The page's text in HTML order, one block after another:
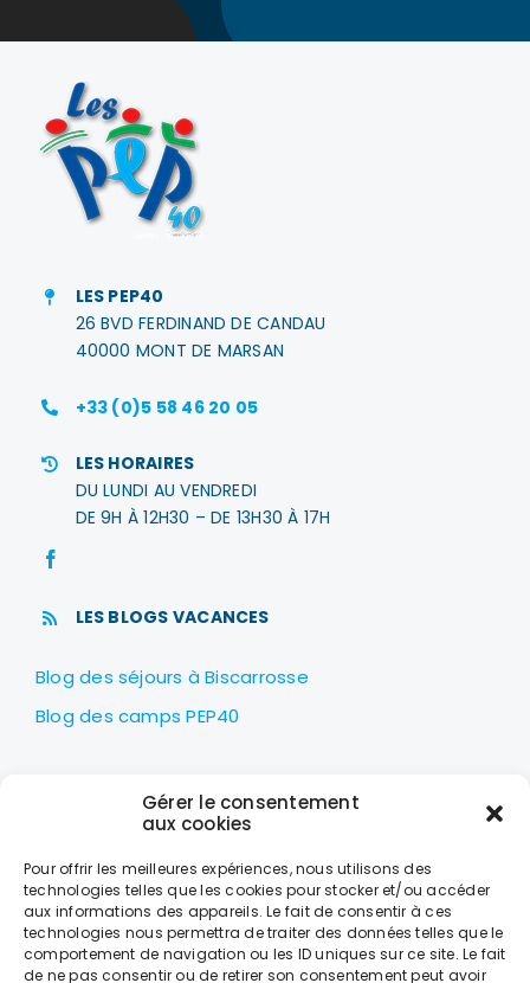
Gérer le consentement
aux cookies
Pour offrir les meilleures expériences, nous utilisons des
technologies telles que les cookies pour stocker et/ou accéder
aux informations des appareils. Le fait de consentir à ces
technologies nous permettra de traiter des données telles que le
comportement de navigation ou les ID uniques sur ce site. Le fait
de ne pas consentir ou de retirer son consentement peut avoir
LES PEP40
26 BVD FERDINAND DE CANDAU
40000 MONT DE MARSAN
+33 (0)5 58 46 20 05
LES HORAIRES
DU LUNDI AU VENDREDI
DE 9H À 12H30 – DE 13H30 À 17H
LES BLOGS VACANCES
Blog des séjours à Biscarrosse
Blog des camps PEP40
LES PEP40
Centre nautique Jean Udaquiola
40600 BISCARROSSE
+33 (0)5 58 78 10 47